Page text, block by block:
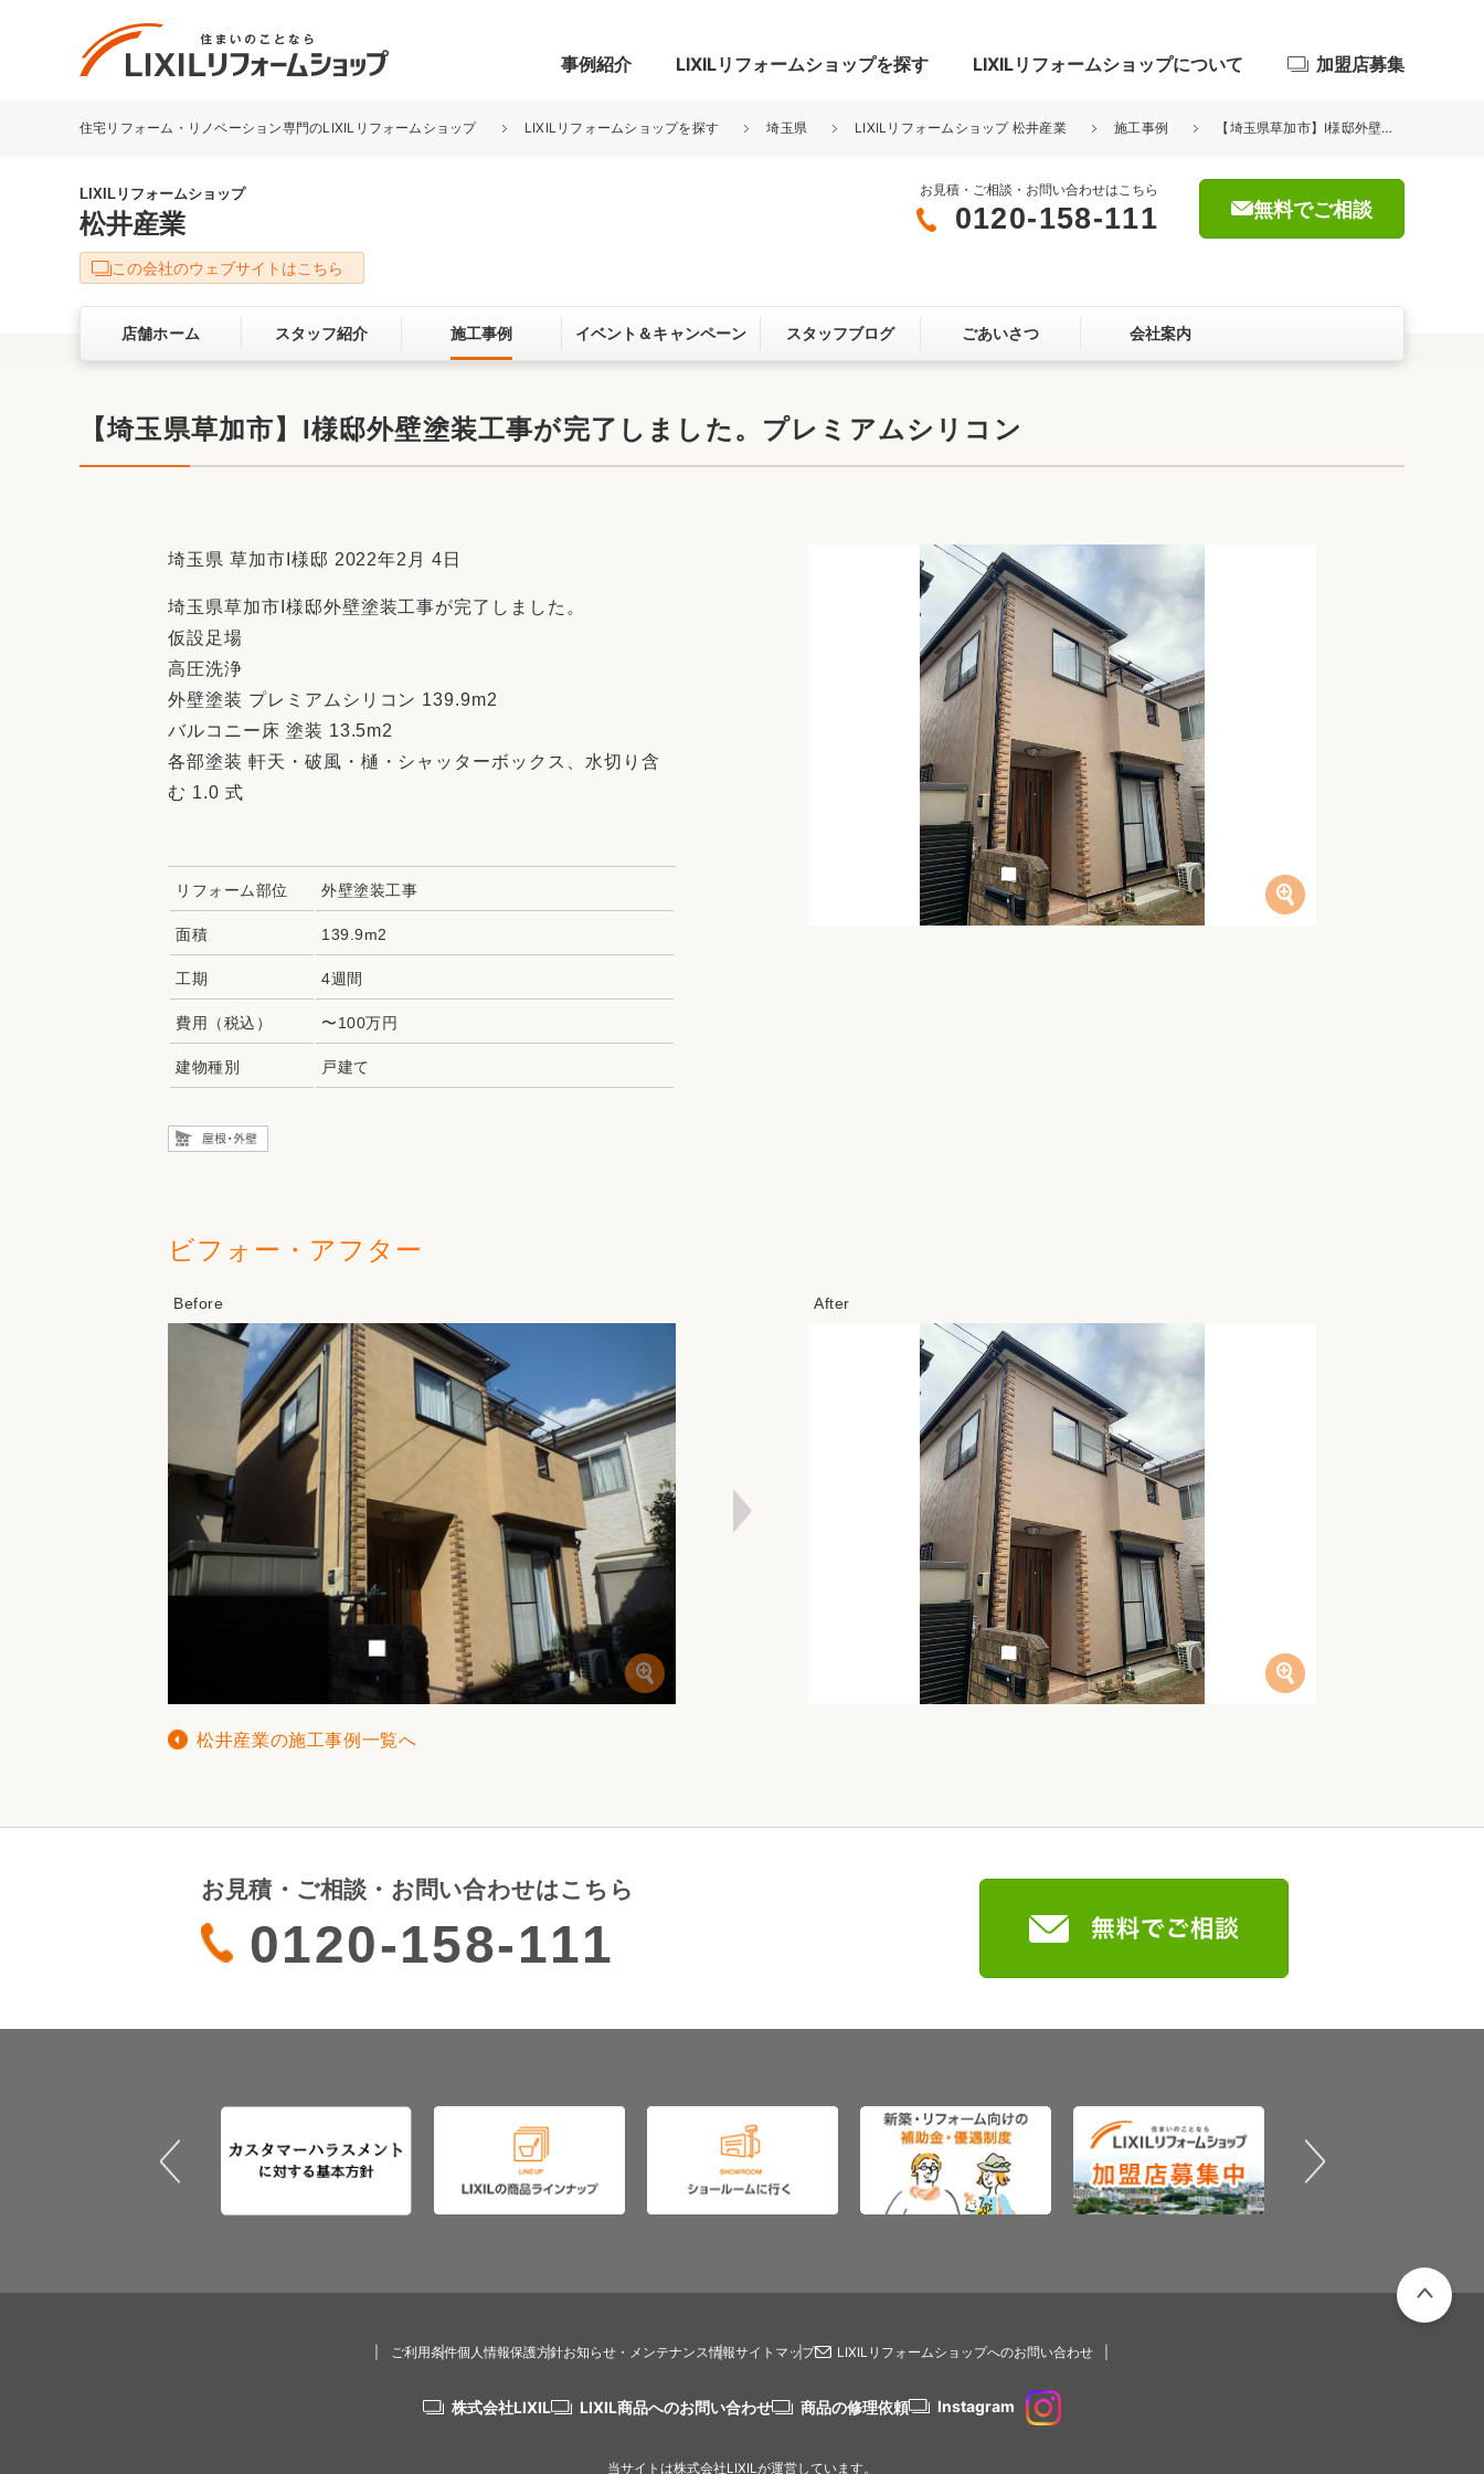
事例紹介
リフォーム事例を探す
キッチン
洗面化粧室 トイレ 玄関まわり 門まわり 屋根・外壁
ベランダ・バルコニー ガーデンスペース カースペース
お客さまの声 3Dシミュレーション
LIXILリフォームショップを探す LIXILリフォームショップについて
LIXILリフォームショップについて
サービス向上・品質改善の取り組み お客さま満足度アンケート
ここちいい暮らしをつくる、価値・性能向上
リフォームアクセル
中古物件探しから性能向上リフォームをワン
ストップ
加盟店募集
住宅リフォーム・リノベーション専門のLIXILリフォームショップ LIXILリフォームショップを探す 埼玉県 LIXILリフォームショップ 松井産業 施工事例 【埼玉県草加市】I様邸外壁塗装工事が完了しました。プレミアムシリコン
LIXILリフォームショップ
松井産業
お見積・ご相談・お問い合わせはこちら
0120-158-111 無料でご相談
この会社のウェブサイトはこちら
店舗ホーム スタッフ紹介 施工事例 イベント＆キャンペーン スタッフブログ ごあいさつ 会社案内
【埼玉県草加市】I様邸外壁塗装工事が完了しました。プレミアムシリコン
埼玉県 草加市I様邸 2022年2月 4日
埼玉県草加市I様邸外壁塗装工事が完了しました。
仮設足場
高圧洗浄
外壁塗装 プレミアムシリコン 139.9m2
バルコニー床 塗装 13.5m2
各部塗装 軒天・破風・樋・シャッターボックス、水切り含
む 1.0 式
リフォーム部位 外壁塗装工事
面積 139.9m2
工期 4週間
費用（税込） 〜100万円
建物種別 戸建て
ビフォー・アフター
松井産業の施工事例一覧へ
お見積・ご相談・お問い合わせはこちら
0120-158-111
ご利用条件個人情報保護方針お知らせ・メンテナンス情報サイトマップ LIXILリフォームショップへのお問い合わせ
株式会社LIXIL LIXIL商品へのお問い合わせ 商品の修理依頼 Instagram
当サイトは株式会社LIXILが運営しています。